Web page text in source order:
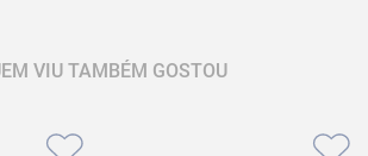
VIU TAMBÉM GOSTOU